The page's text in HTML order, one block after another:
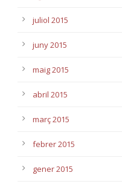
juliol 2015
juny 2015
maig 2015
abril 2015
març 2015
febrer 2015
gener 2015